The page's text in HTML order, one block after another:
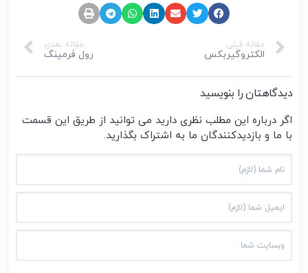
مقاله قبلی
الکتروگیربکس
مقاله بعدی
رول فرمینگ
دیدگاهتان را بنویسید
اگر درباره این مطلب نظری دارید می توانید از طریق این قسمت
با ما و بازدیدکنندگان ما به اشتراک بگذارید.